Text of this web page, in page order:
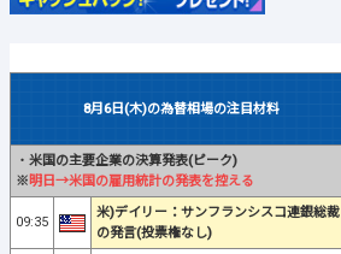
8月6日(木)の為替相場の注目材料
・ 米国の主要企業の決算発表(ピーク)
※明日→米国の雇用統計の発表を控える
09:35
米)デイリー：サンフランシスコ連銀総裁
の発言(投票権なし)